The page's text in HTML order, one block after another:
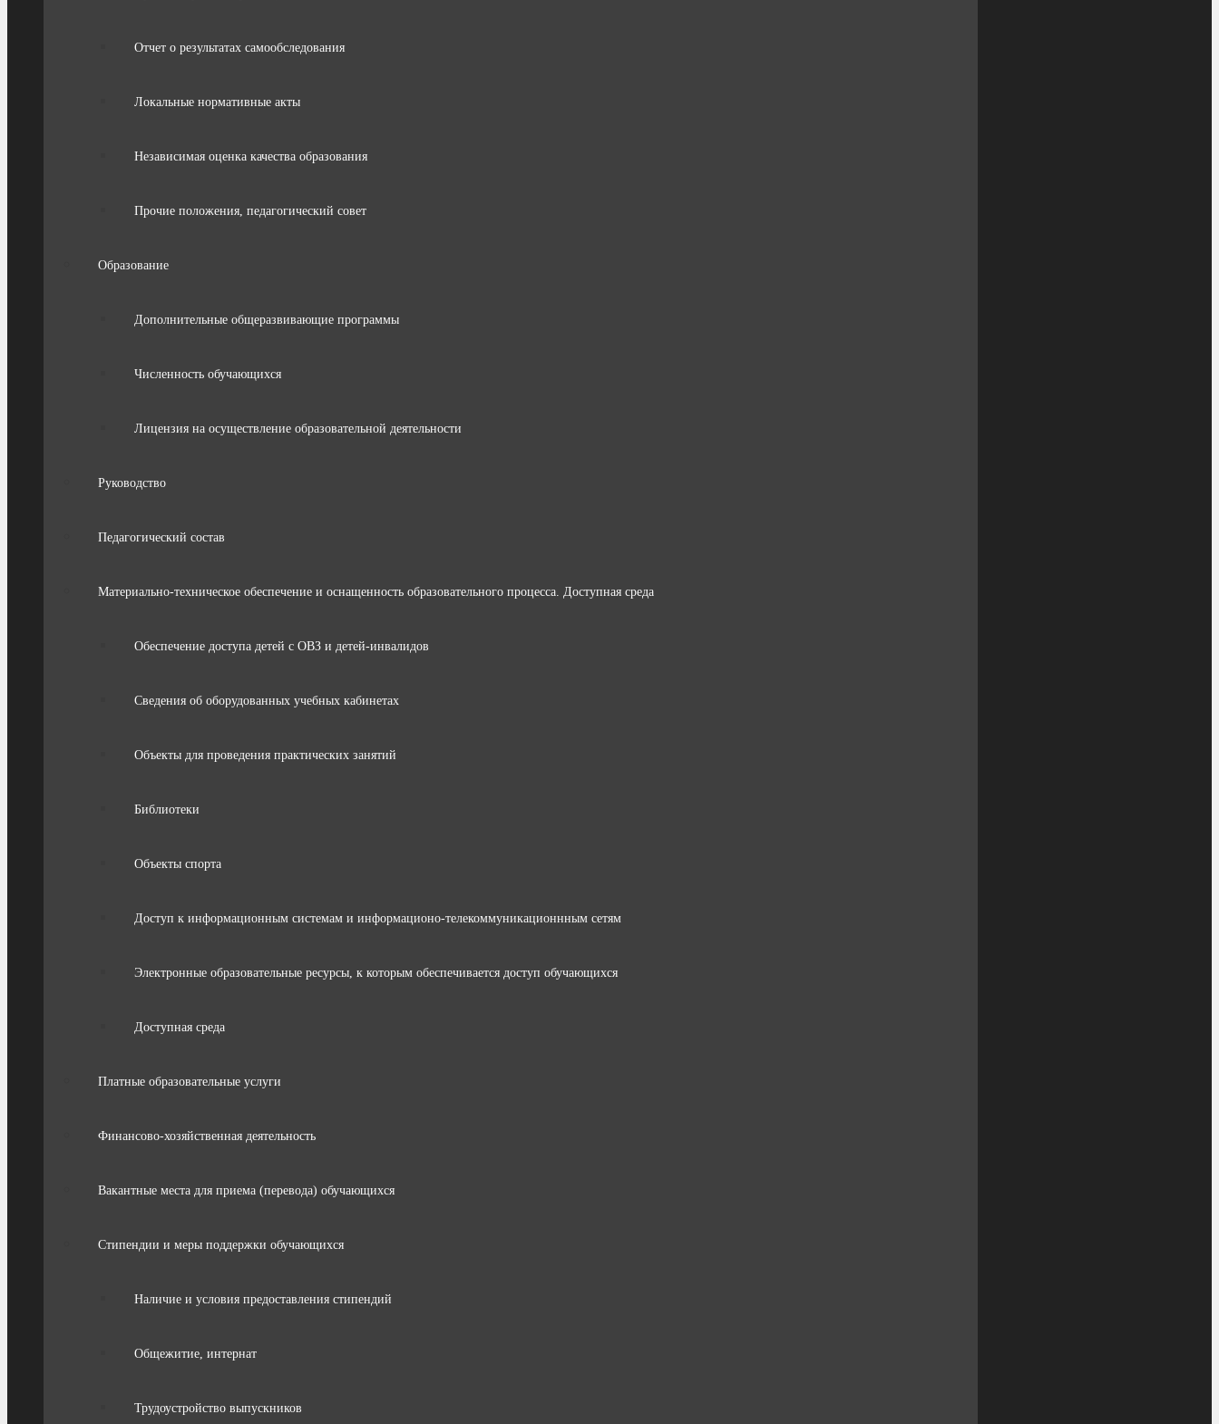
Отчет о результатах самообследования
Локальные нормативные акты
Независимая оценка качества образования
Прочие положения, педагогический совет
Образование
Дополнительные общеразвивающие программы
Численность обучающихся
Лицензия на осуществление образовательной деятельности
Руководство
Педагогический состав
Материально-техническое обеспечение и оснащенность образовательного процесса. Доступная среда
Обеспечение доступа детей с ОВЗ и детей-инвалидов
Сведения об оборудованных учебных кабинетах
Объекты для проведения практических занятий
Библиотеки
Объекты спорта
Доступ к информационным системам и информационо-телекоммуникационнным сетям
Электронные образовательные ресурсы, к которым обеспечивается доступ обучающихся
Доступная среда
Платные образовательные услуги
Финансово-хозяйственная деятельность
Вакантные места для приема (перевода) обучающихся
Стипендии и меры поддержки обучающихся
Наличие и условия предоставления стипендий
Общежитие, интернат
Трудоустройство выпускников